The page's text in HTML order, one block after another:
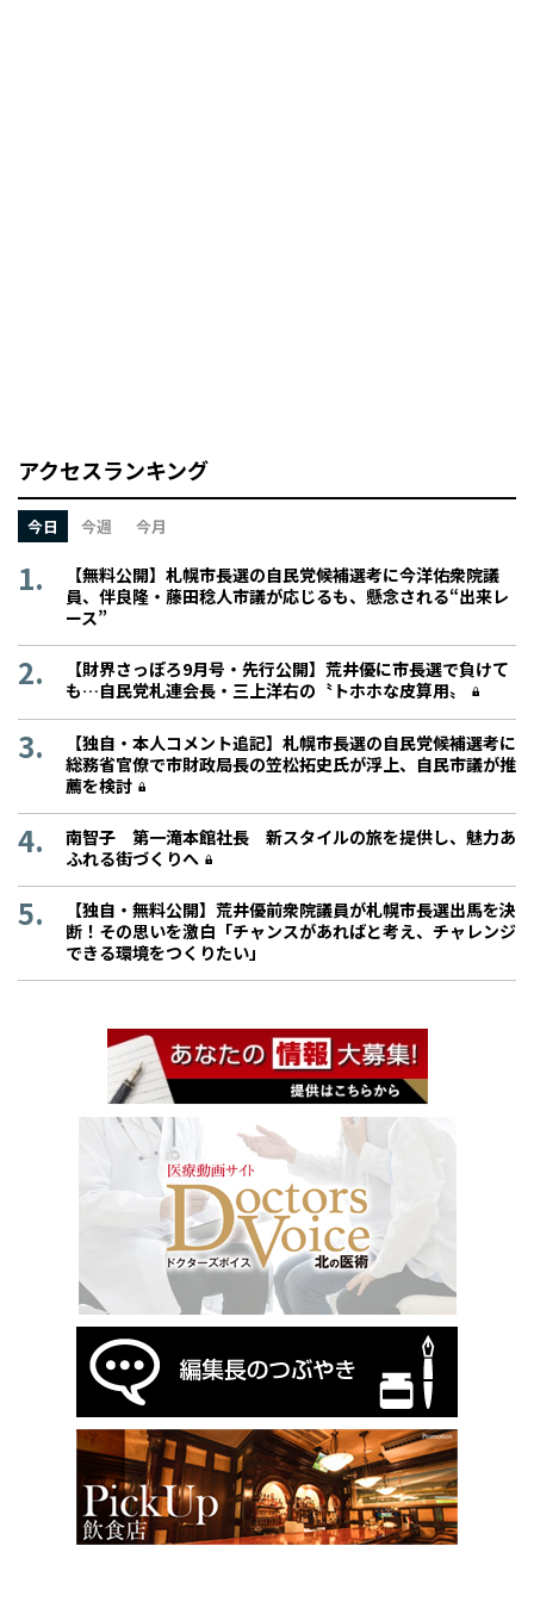
アクセスランキング
今日 今週 今月
【無料公開】札幌市長選の自民党候補選考に今洋佑衆院議
員、伴良隆・藤田稔人市議が応じるも、懸念される“出来レ
ース”
【財界さっぽろ9月号・先行公開】荒井優に市長選で負けて
も…自民党札連会長・三上洋右の〝トホホな皮算用〟
【独自・本人コメント追記】札幌市長選の自民党候補選考に
総務省官僚で市財政局長の笠松拓史氏が浮上、自民市議が推
薦を検討
南智子 第一滝本館社長 新スタイルの旅を提供し、魅力あ
ふれる街づくりへ
【独自・無料公開】荒井優前衆院議員が札幌市長選出馬を決
断！その思いを激白「チャンスがあればと考え、チャレンジ
できる環境をつくりたい」